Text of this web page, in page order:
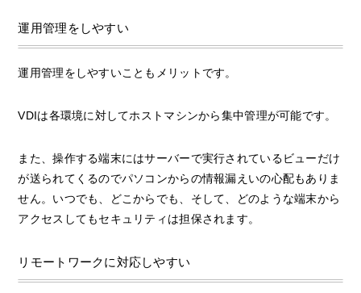
運用管理をしやすい
運用管理をしやすいこともメリットです。
VDIは各環境に対してホストマシンから集中管理が可能です。
また、操作する端末にはサーバーで実行されているビューだけ
が送られてくるのでパソコンからの情報漏えいの心配もありま
せん。いつでも、どこからでも、そして、どのような端末から
アクセスしてもセキュリティは担保されます。
リモートワークに対応しやすい